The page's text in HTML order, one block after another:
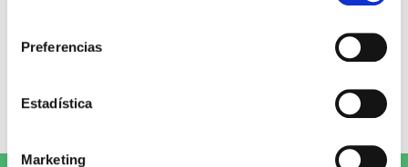
Preferencias
Estadística
Marketing
Escribe tu opinión